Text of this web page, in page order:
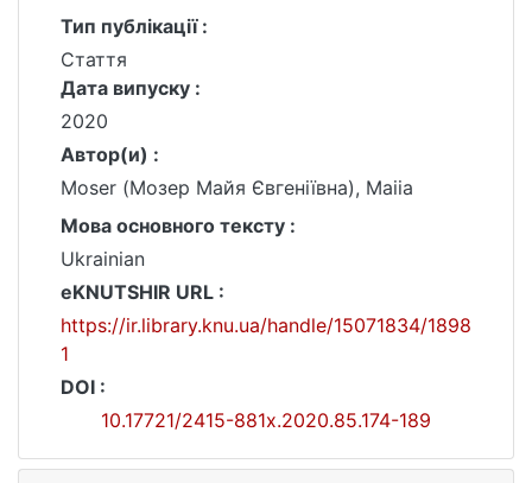
Тип публікації :
Стаття
Дата випуску :
2020
Автор(и) :
Moser (Мозер Майя Євгеніївна), Maiia
Мова основного тексту :
Ukrainian
eKNUTSHIR URL :
https://ir.library.knu.ua/handle/15071834/1898
1
DOI :
10.17721/2415-881x.2020.85.174-189